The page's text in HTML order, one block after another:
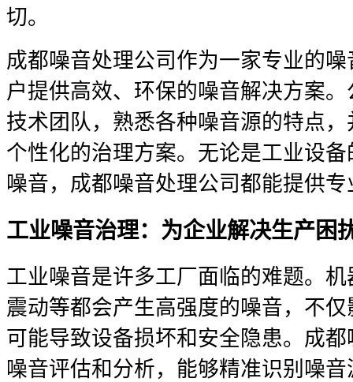
切。
成都噪音处理公司作为一家专业的
户提供高效、环保的噪音解决方案
技术团队，熟悉各种噪音源的特点
个性化的治理方案。无论是工业设
噪音，成都噪音处理公司都能提供
工业噪音治理：为企业解决生产困
工业噪音是许多工厂面临的难题。
震动等都会产生高强度的噪音，不
可能导致设备损坏和安全隐患。成
噪音评估和分析，能够精准识别噪